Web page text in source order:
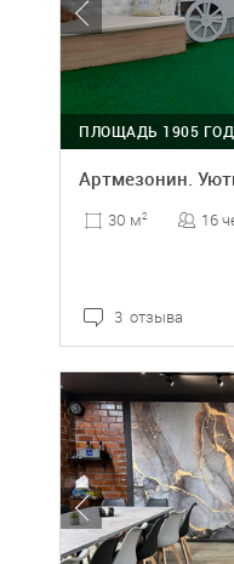
ПЛОЩАДЬ 1905
Артмезонин.
30 м2 16
3 отзыва